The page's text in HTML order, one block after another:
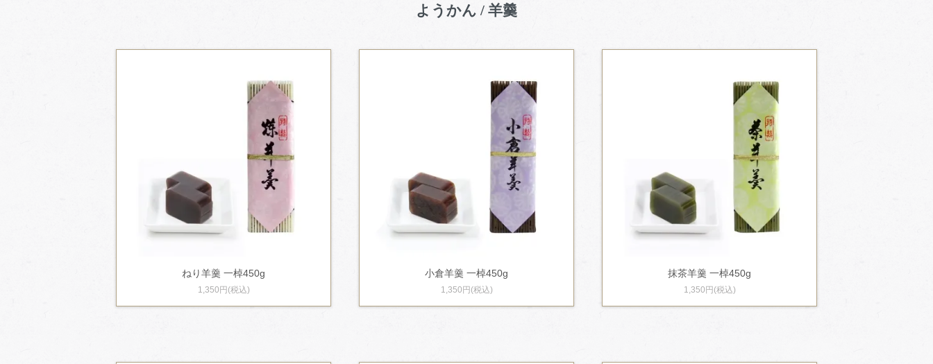
ようかん / 羊羹
ねり羊羹 一棹450g
1,350円(税込)
小倉羊羹 一棹450g
1,350円(税込)
抹茶羊羹 一棹450g
1,350円(税込)